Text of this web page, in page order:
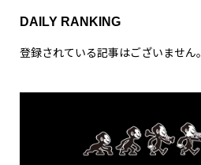
DAILY RANKING
登録されている記事はございません。